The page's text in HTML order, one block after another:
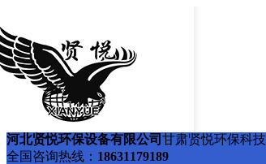
河北贤悦环保设备有限公司 甘肃贤悦环保科
全国咨询热线： 18631179189